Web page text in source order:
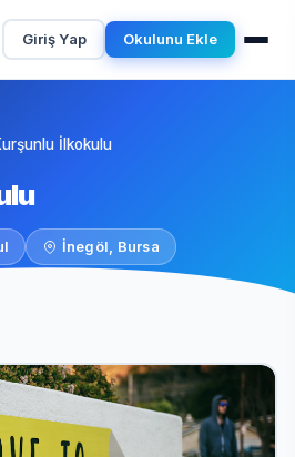
Giriş Yap Okulunu Ekle
İlkokulu
İnegöl, Bursa